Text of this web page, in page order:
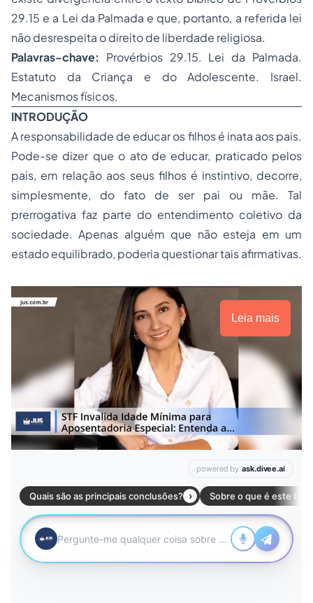
29.15 e a Lei da Palmada e que, portanto, a referida lei
não desrespeita o direito de liberdade religiosa.
Palavras-chave: Provérbios 29.15. Lei da Palmada.
Estatuto da Criança e do Adolescente. Israel.
Mecanismos físicos.
INTRODUÇÃO
A responsabilidade de educar os filhos é inata aos pais.
Pode-se dizer que o ato de educar, praticado pelos
pais, em relação aos seus filhos é instintivo, decorre,
simplesmente, do fato de ser pai ou mãe. Tal
prerrogativa faz parte do entendimento coletivo da
sociedade. Apenas alguém que não esteja em um
estado equilibrado, poderia questionar tais afirmativas.
Leia mais